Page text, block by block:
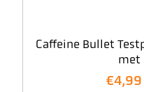
Caffeine Bullet
met
€4,99